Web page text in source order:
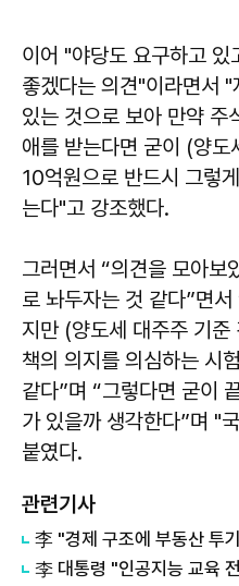
이어 "야당도 요구하고 있
좋겠다는 의견"이라면서
있는 것으로 보아 만약 주
애를 받는다면 굳이 (양
10억원으로 반드시 그렇
는다"고 강조했다.
그러면서 “의견을 모아보
로 놔두자는 것 같다”면
지만 (양도세 대주주 기준
책의 의지를 의심하는 시
같다”며 “그렇다면 굳이
가 있을까 생각한다”며 "
붙였다.
관련기사
李 "경제 구조에 부동산 투
李 대통령 "인공지능 교육